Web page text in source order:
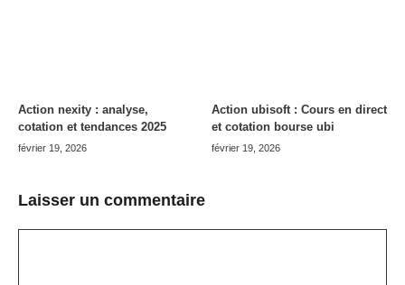
Action nexity : analyse,
cotation et tendances 2025
février 19, 2026
Action ubisoft : Cours en direct
et cotation bourse ubi
février 19, 2026
Laisser un commentaire